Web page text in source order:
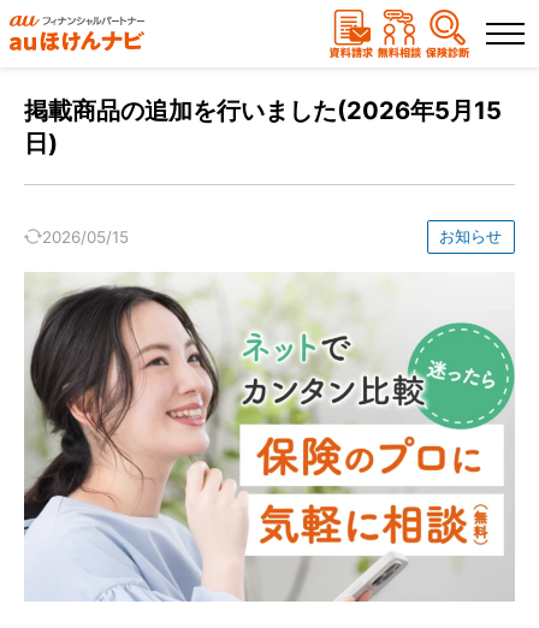
ランキングから選ぶ
保険を比較する
保険のコラムを読む
保険相談
（無料）
資料請求
（無料）
掲載商品の追加を行いました(2026年5月15
日)
2026/05/15 お知らせ